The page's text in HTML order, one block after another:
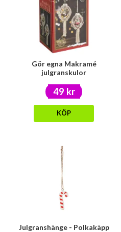
Gör egna Makramé
julgranskulor
49 kr
KÖP
Julgranshänge - Polkakäpp